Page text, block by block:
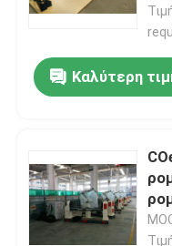
Ξενάγηση στο
Ποιοτικός έλεγχος
Ειδήσεις
Καλύτερη